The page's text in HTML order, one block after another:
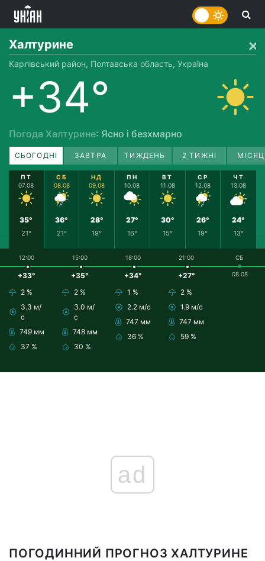
Халтурине
Карлівський район, Полтавська область, Україна
+34°
Погода Халтурине: Ясно і безхмарно
СЬОГОДНІ ЗАВТРА ТИЖДЕНЬ 2 ТИЖНІ
ПТ
07.08
35°
21°
СБ
08.08
36°
21°
НД
09.08
28°
19°
ПН
10.08
27°
16°
ВТ
11.08
30°
15°
СР
12.08
26°
19°
ЧТ
13.08
24°
13°
12:00
+33°
2 %
3.3 м/
с
749 мм
37 %
15:00
+35°
2 %
3.0 м/
с
748 мм
30 %
18:00
+34°
1 %
2.2 м/с
747 мм
36 %
21:00
+27°
2 %
1.9 м/с
747 мм
59 %
СБ
08.08
ad
ПОГОДИННИЙ ПРОГНОЗ ХАЛТУРИНЕ